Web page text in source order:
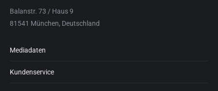
Balanstr. 73 / Haus 9
81541 München, Deutschland
Mediadaten
Kundenservice